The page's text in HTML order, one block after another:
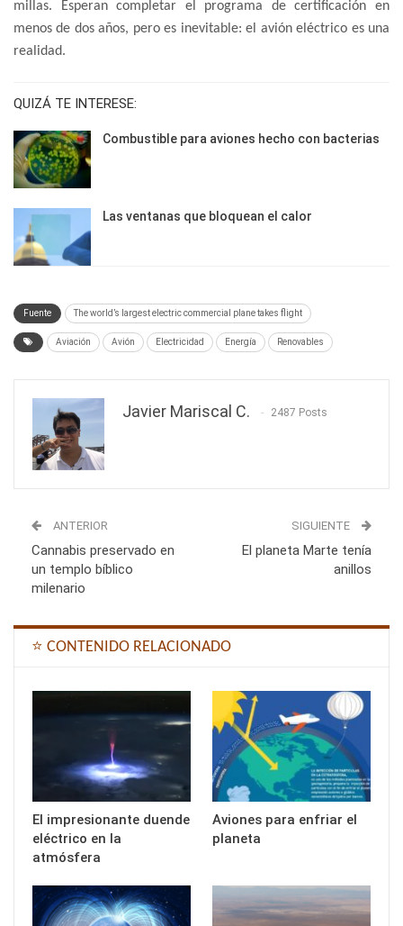
millas. Esperan completar el programa de certificación en
menos de dos años, pero es inevitable: el avión eléctrico es una
realidad.
QUIZÁ TE INTERESE:
Combustible para aviones hecho con bacterias
Las ventanas que bloquean el calor
Fuente The world’s largest electric commercial plane takes flight
Aviación Avión Electricidad Energía Renovables
Javier Mariscal C. 2487 Posts
ANTERIOR
Cannabis preservado en
un templo bíblico
milenario
SIGUIENTE
El planeta Marte tenía
anillos
⭐ CONTENIDO RELACIONADO
El impresionante duende
eléctrico en la
atmósfera
Aviones para enfriar el
planeta